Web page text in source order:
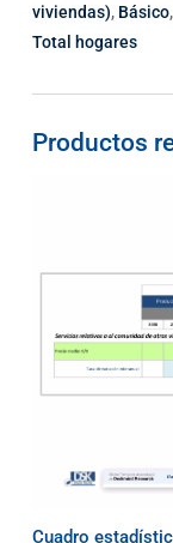
viviendas), Básico,
Total hogares
Productos
Cuadro